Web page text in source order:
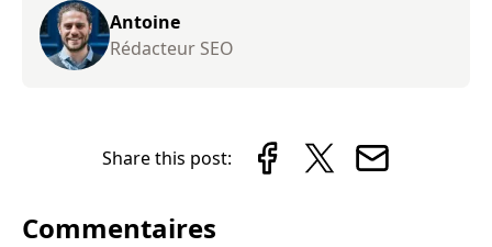
Antoine
Rédacteur SEO
Share this post:
Commentaires